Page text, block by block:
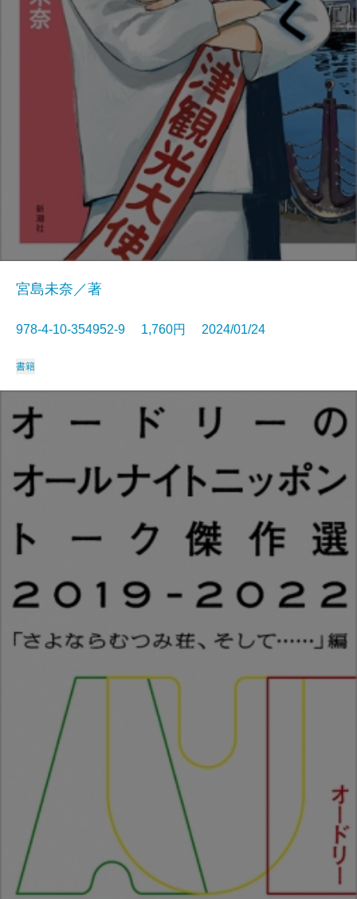
宮島未奈／著
978-4-10-354952-9 1,760円 2024/01/24
書籍